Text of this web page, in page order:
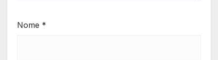
Nome *